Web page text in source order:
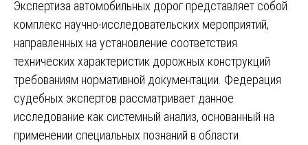
Экспертиза автомобильных дорог представляет собой
комплекс научно-исследовательских мероприятий,
направленных на установление соответствия
технических характеристик дорожных конструкций
требованиям нормативной документации. Федерация
судебных экспертов рассматривает данное
исследование как системный анализ, основанный на
применении специальных познаний в области